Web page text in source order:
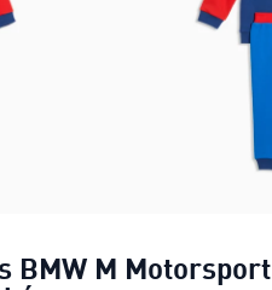
BMW M Motorsport